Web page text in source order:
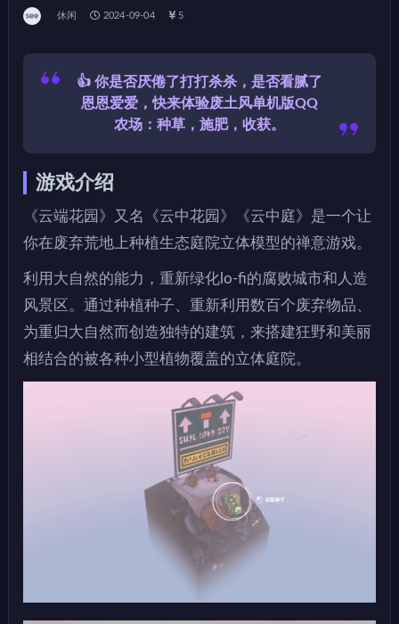
休闲 2024-09-04 5
👍 你是否厌倦了打打杀杀，是否看腻了
恩恩爱爱，快来体验废土风单机版QQ
农场：种草，施肥，收获。
游戏介绍
《云端花园》又名《云中花园》《云中庭》是一个让
你在废弃荒地上种植生态庭院立体模型的禅意游戏。
利用大自然的能力，重新绿化lo-fi的腐败城市和人造
风景区。通过种植种子、重新利用数百个废弃物品、
为重归大自然而创造独特的建筑，来搭建狂野和美丽
相结合的被各种小型植物覆盖的立体庭院。